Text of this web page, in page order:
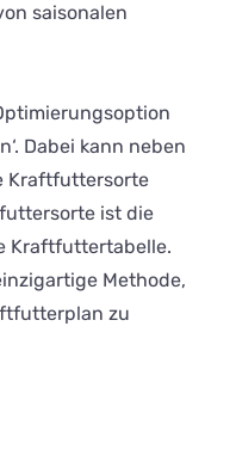
saisonalen
Dabei kann neben
Kraftfuttersorte
ist die
Kraftfuttertabelle.
Methode,
zu